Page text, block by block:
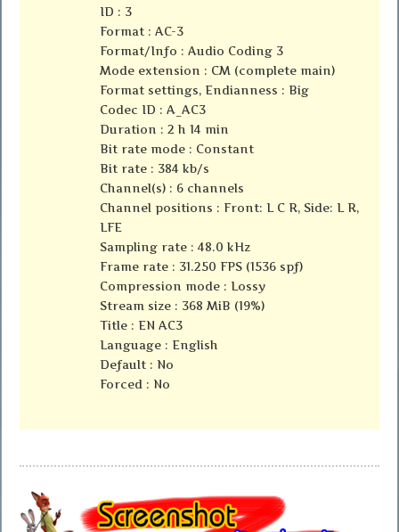
ID : 3
Format : AC-3
Format/Info : Audio Coding 3
Mode extension : CM (complete main)
Format settings, Endianness : Big
Codec ID : A_AC3
Duration : 2 h 14 min
Bit rate mode : Constant
Bit rate : 384 kb/s
Channel(s) : 6 channels
Channel positions : Front: L C R, Side: L R,
LFE
Sampling rate : 48.0 kHz
Frame rate : 31.250 FPS (1536 spf)
Compression mode : Lossy
Stream size : 368 MiB (19%)
Title : EN AC3
Language : English
Default : No
Forced : No